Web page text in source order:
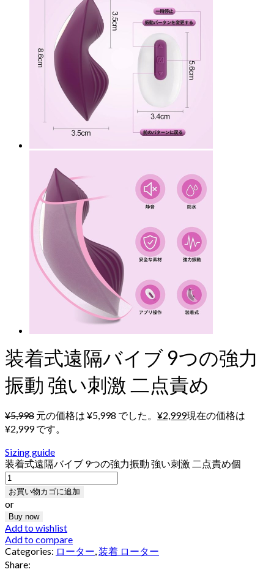
装着式遠隔バイブ 9つの強力
振動 強い刺激 二点責め
¥5,998 元の価格は ¥5,998 でした。 ¥2,999現在の価格は
¥2,999 です。
Sizing guide
装着式遠隔バイブ 9つの強力振動 強い刺激 二点責め個
お買い物カゴに追加
or
Buy now
Add to wishlist
Add to compare
Categories: ローター,装着 ローター
Share: